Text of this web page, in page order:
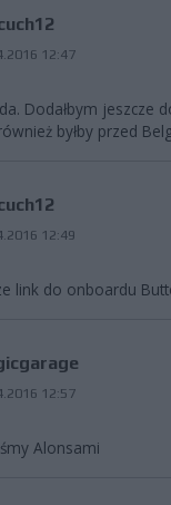
12:47
Dodałbym jeszcze
byłby przed
12:49
link do onboardu
12:57
Alonsami